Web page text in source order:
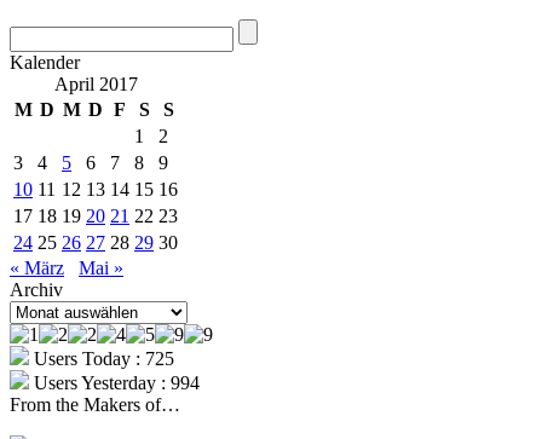
Kalender
April 2017
M D M D F S
S
1
2
3
4 5 6 7 8
9
10 11 12 13 14 15 16
17 18 19 20 21 22 23
24 25 26 27 28 29 30
« März
Mai »
Archiv
Archiv
Users Today : 725
Users Yesterday : 994
From the Makers of…